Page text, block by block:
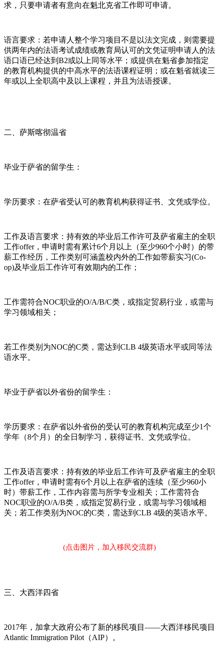
求，只要申请者有意向在魁北克省工作即可申请。
语言要求：若申请人整个学习项目不是以法文完成，则需要提
供两年内的法语考试成绩或教育局认可的文凭证明申请人的法
语口语已经达到B2或以上同等水平；或提供在魁省参加指定
的教育机构提供的中高水平的法语课程证明；或在魁省就读三
年或以上全职高中及以上课程，并且为法语授课。
二、萨斯喀彻温省
毕业于萨省的留学生：
学历要求：在萨省受认可的教育机构获得证书、文凭或学位。
工作及语言要求：持有效的毕业后工作许可及萨省雇主的全职
工作offer，申请时需有累计6个月以上（至少960个小时）的带
薪工作经历，工作类别可涵盖校内外的工作如带薪实习(Co-
op)及毕业后工作许可有效期内的工作；
工作需符合NOC职业的O/A/B/C类，或指定贸易行业，或需与
学习领域相关；
若工作类别为NOC的C类，需达到CLB 4级英语水平或同等法
语水平。
毕业于萨省以外省份的留学生：
学历要求：在萨省以外省份的受认可的教育机构完成至少1个
学年（8个月）的全日制学习，获得证书、文凭或学位。
工作及语言要求：持有效的毕业后工作许可及萨省雇主的全职
工作offer，申请时需有6个月以上在萨省的连续（至少960小
时）带薪工作，工作内容需与所学专业相关；工作需符合
NOC职业的O/A/B类，或指定贸易行业，或需与学习领域相
关；若工作类别为NOC的C类，需达到CLB 4级的英语水平。
(点击图片，加入移民交流群)
三、大西洋四省
2017年，加拿大政府公布了新的移民项目——大西洋移民项目
Atlantic Immigration Pilot（AIP）。